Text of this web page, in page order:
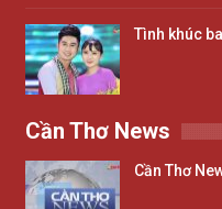
Tình khúc
Cần Thơ News
Cần Thơ